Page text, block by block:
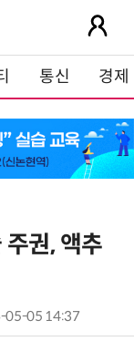
통신 경제
권, 액추
05-05 14:37